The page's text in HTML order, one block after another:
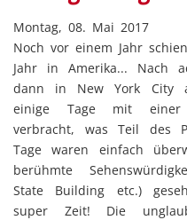
Montag, 08. Mai 2017
Noch vor einem Jahr
Jahr in Amerika... Nach
dann in New York City
einige Tage mit einer
verbracht, was Teil des
Tage waren einfach
berühmte
State Building etc.)
super Zeit! Die